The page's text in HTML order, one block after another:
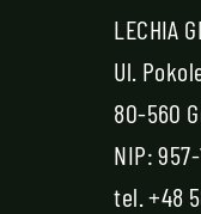
LECHIA
Ul.
80-560
NIP:
tel.+48